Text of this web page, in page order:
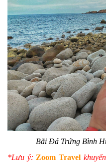
Bãi Đá Trứng Bình
*Lưu ý: Zoom Travel